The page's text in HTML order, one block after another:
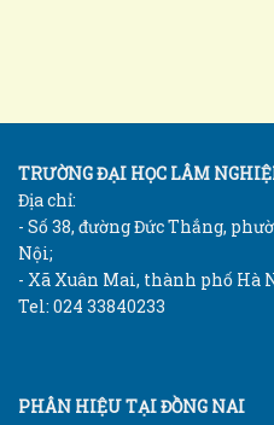
TRƯỜNG ĐẠI HỌC LÂM
Địa chỉ:
- Số 38, đường Đức Thắng,
Nội;
- Xã Xuân Mai, thành phố Hà
Tel: 024 33840233
PHÂN HIỆU TẠI ĐỒNG NAI